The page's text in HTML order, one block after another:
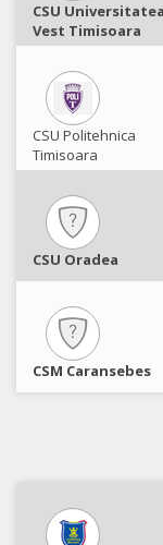
CSU
Vest Timisoara
CSU Politehnica
Timisoara
CSU Oradea
CSM Caransebes